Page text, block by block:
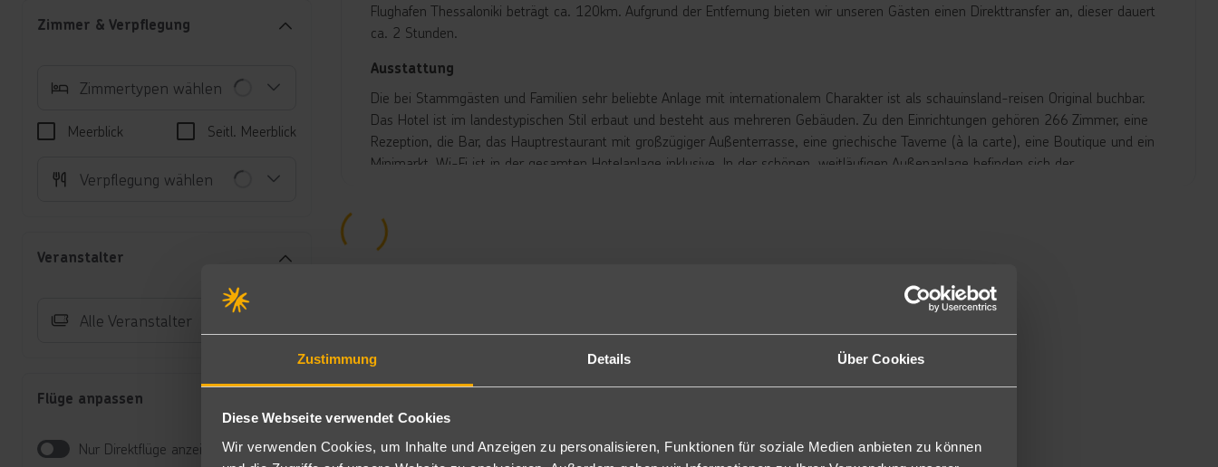
Zustimmung Details Über Cookies
Diese Webseite verwendet Cookies
Wir verwenden Cookies, um Inhalte und Anzeigen zu personalisieren, Funktionen für soziale Medien anbieten zu können
Zimmer & Verpflegung
Zimmertypen wählen
Meerblick Seitl. Meerblick
Verpflegung wählen
Veranstalter
Alle Veranstalter
Flüge anpassen
Nur Direktflüge anzeigen
Flughafen Thessaloniki beträgt ca. 120km. Aufgrund der Entfernung bieten wir unseren Gästen einen Direkttransfer an, dieser dauert
ca. 2 Stunden.
Ausstattung
Die bei Stammgästen und Familien sehr beliebte Anlage mit internationalem Charakter ist als schauinsland-reisen Original buchbar.
Das Hotel ist im landestypischen Stil erbaut und besteht aus mehreren Gebäuden. Zu den Einrichtungen gehören 266 Zimmer, eine
Rezeption, die Bar, das Hauptrestaurant mit großzügiger Außenterrasse, eine griechische Taverne (à la carte), eine Boutique und ein
Minimarkt. Wi-Fi ist in der gesamten Hotelanlage inklusive. In der schönen, weitläufigen Außenanlage befinden sich der
auch am Strand sind die Sonnenliegen und Sonnenschirme inklusive. Badetücher erhalten die Gäste gegen Kaution und Gebühr
(Handtuchwechsel alle 3 Tage kostenlos). Am Strand steht den Gästen eine Beachbar zur Verfügung, die zum Hotel gehört.
Doppelzimmer: In den geschmackvoll eingerichteten Zimmern lässt es sich besonders wohlfühlen. Sie verfügen über eine neue
Dusche/WC, Föhn, Safe, Klimaanlage, Kühlschrank, Sat.-TV, Kaffee-/Teestation (täglich aufgefüllt) sowie Balkon oder Terrasse
Wahlweise auch oder als Typ C mit Halbpension plus (DC), mit Pool-/seitlichem Meerblick (PM/2PM) oder zur Alleinnutzung im
Doppelzimmer privater Pool: Bei gleicher Ausstattung wie die Doppelzimmer befinden sich diese im Erdgeschoss und verfügen